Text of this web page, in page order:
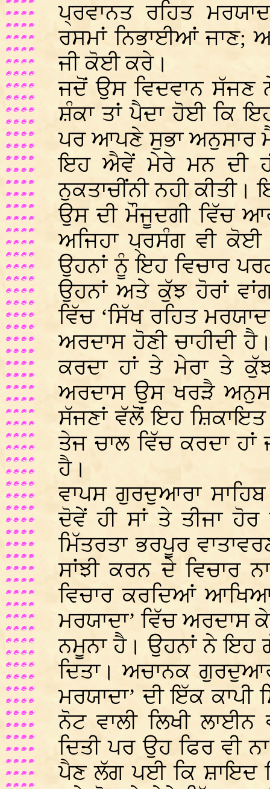
ਪ੍ਰਵਾਨਤ ਰਹਿਤ
ਰਸਮਾਂ ਨਿਭਾਈਆਂ ਜਾਣ;
ਜੀ ਕੋਈ ਕਰੇ।
ਜਦੋਂ ਉਸ ਵਿਦਵਾਨ ਸੱਜਣ
ਸ਼ੰਕਾ ਤਾਂ ਪੈਦਾ ਹੋਈ ਕਿ
ਪਰ ਆਪਣੇ ਸੁਭਾ ਅਨੁਸਾਰ
ਇਹ ਐਵੇਂ ਮੇਰੇ ਮਨ ਦੀ
ਨੁਕਤਾਚੀਂਨੀ ਨਹੀ
ਉਸ ਦੀ ਮੌਜੂਦਗੀ ਵਿੱਚ
ਅਜਿਹਾ ਪ੍ਰਸੰਗ ਵੀ ਕੋਈ
ਉਹਨਾਂ ਨੂੰ ਇਹ ਵਿਚਾਰ
ਉਹਨਾਂ ਅਤੇ ਕੁੱਝ ਹੋਰਾਂ
ਵਿੱਚ ‘ਸਿੱਖ ਰਹਿਤ
ਅਰਦਾਸ ਹੋਣੀ ਚਾਹੀਦੀ
ਕਰਦਾ ਹਾਂ ਤੇ ਮੇਰਾ ਤੇ
ਅਰਦਾਸ ਉਸ ਖਰੜੈ
ਸੱਜਣਾਂ ਵੱਲੋਂ ਇਹ
ਤੇਜ ਚਾਲ ਵਿੱਚ ਕਰਦਾ
ਹੈ।
ਵਾਪਸ ਗੁਰਦੁਆਰਾ
ਦੋਵੇਂ ਹੀ ਸਾਂ ਤੇ ਤੀਜਾ
ਮਿੱਤਰਤਾ ਭਰਪੂਰ
ਸਾਂਝੀ ਕਰਨ ਦੇ ਵਿਚਾਰ
ਵਿਚਾਰ ਕਰਦਿਆਂ ਆਖਿਆ
ਮਰਯਾਦਾ’ ਵਿੱਚ ਅਰਦਾਸ
ਨਮੂਨਾ ਹੈ। ਉਹਨਾਂ ਨੇ
ਦਿਤਾ। ਅਚਾਨਕ
ਮਰਯਾਦਾ’ ਦੀ ਇੱਕ
ਨੋਟ ਵਾਲੀ ਲਿਖੀ ਲਾਈਨ
ਦਿਤੀ ਪਰ ਉਹ ਫਿਰ ਵੀ
ਪੈਣ ਲੱਗ ਪਈ ਕਿ ਸ਼ਾਇਦ